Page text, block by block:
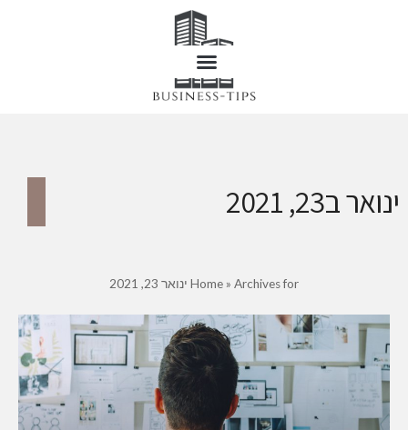
ינואר ב23, 2021
Home » Archives for ינואר 23, 2021